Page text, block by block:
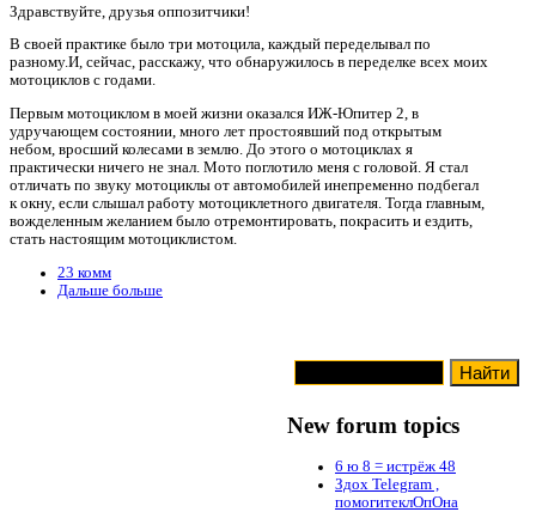
Здравствуйте, друзья оппозитчики!
В своей практике было три мотоцила, каждый переделывал по
разному.И, сейчас, расскажу, что обнаружилось в переделке всех моих
мотоциклов с годами.
Первым мотоциклом в моей жизни оказался ИЖ-Юпитер 2, в
удручающем состоянии, много лет простоявший под открытым
небом, вросший колесами в землю. До этого о мотоциклах я
практически ничего не знал. Мото поглотило меня с головой. Я стал
отличать по звуку мотоциклы от автомобилей инепременно подбегал
к окну, если слышал работу мотоциклетного двигателя. Тогда главным,
вожделенным желанием было отремонтировать, покрасить и ездить,
стать настоящим мотоциклистом.
23 комм
Дальше больше
New forum topics
6 ю 8 = истрёж 48
Здох Telegram ,
помогитеклОпОна